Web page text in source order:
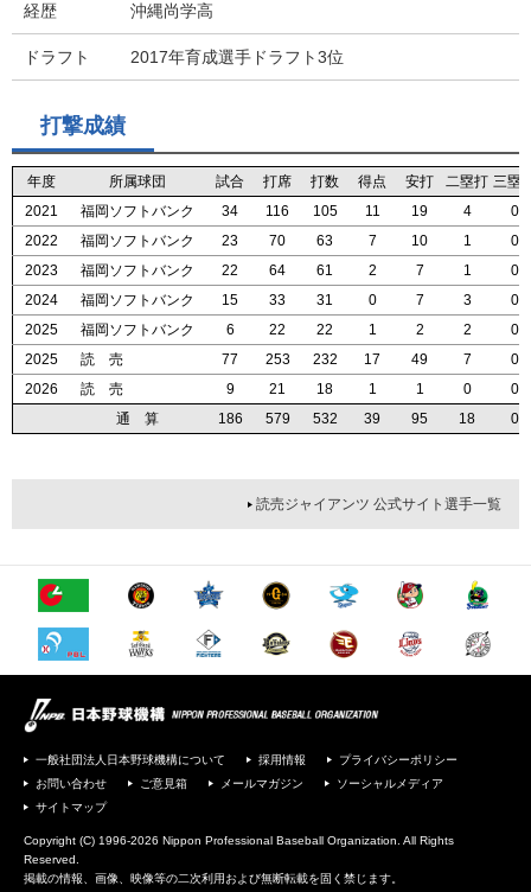
経歴 沖縄尚学高
ドラフト 2017年育成選手ドラフト3位
打撃成績
年度 所属球団 試合 打席 打数 得点 安打 二塁打 三塁
2021
福岡ソフトバンク 34 116 105 11 19 4
0
2022
福岡ソフトバンク 23 70 63 7 10 1
0
2023
福岡ソフトバンク 22 64 61 2 7 1
0
2024
福岡ソフトバンク 15 33 31 0 7 3
0
2025
福岡ソフトバンク 6 22 22 1 2 2
0
2025
読 売 77 253 232 17 49 7
0
2026
読 売 9 21 18 1 1 0
0
通 算
186 579 532 39 95 18 0
年度 所属球団 試合 打席 打数 得点 安打 二塁打 三塁
2021
福岡ソフトバンク 34 116 105 11 19 4
0
2022
福岡ソフトバンク 23 70 63 7 10 1
0
2023
福岡ソフトバンク 22 64 61 2 7 1
0
2024
福岡ソフトバンク 15 33 31 0 7 3
0
2025
福岡ソフトバンク 6 22 22 1 2 2
0
2025
読 売 77 253 232 17 49 7
0
2026
読 売 9 21 18 1 1 0
0
通 算
186 579 532 39 95 18 0
年度 所属球団 試合 打席 打数 得点 安打 二塁打 三塁
2021
福岡ソフトバンク 34 116 105 11 19 4
0
2022
福岡ソフトバンク 23 70 63 7 10 1
0
2023
福岡ソフトバンク 22 64 61 2 7 1
0
2024
福岡ソフトバンク 15 33 31 0 7 3
0
2025
福岡ソフトバンク 6 22 22 1 2 2
0
2025
読 売 77 253 232 17 49 7
0
2026
読 売 9 21 18 1 1 0
0
通 算
186 579 532 39 95 18 0
年度 所属球団 試合 打席 打数 得点 安打 二塁打 三塁
2021
福岡ソフトバンク 34 116 105 11 19 4
0
2022
福岡ソフトバンク 23 70 63 7 10 1
0
2023
福岡ソフトバンク 22 64 61 2 7 1
0
2024
福岡ソフトバンク 15 33 31 0 7 3
0
2025
福岡ソフトバンク 6 22 22 1 2 2
0
2025
読 売 77 253 232 17 49 7
0
2026
読 売 9 21 18 1 1 0
0
通 算
186 579 532 39 95 18 0
読売ジャイアンツ 公式サイト選手一覧
一般社団法人日本野球機構について 採用情報
プライバシーポリシー
お問い合わせ
ご意見箱 メールマガジン
ソーシャルメディア
サイトマップ
Copyright (C) 1996-2026 Nippon Professional Baseball Organization. All Rights
Reserved.
掲載の情報、画像、映像等の二次利用および無断転載を固く禁じます。